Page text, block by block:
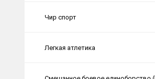
Чир спорт
Легкая атлетика